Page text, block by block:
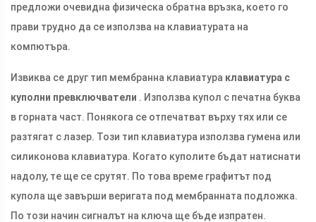
предложи очевидна физическа обратна връзка, което го
прави трудно да се използва на клавиатурата на
компютъра.
Извиква се друг тип мембранна клавиатура клавиатура с
куполни превключватели . Използва купол с печатна буква
в горната част. Понякога се отпечатват върху тях или се
разтягат с лазер. Този тип клавиатура използва гумена или
силиконова клавиатура. Когато куполите бъдат натиснати
надолу, те ще се срутят. По това време графитът под
купола ще завърши веригата под мембранната подложка.
По този начин сигналът на ключа ще бъде изпратен.